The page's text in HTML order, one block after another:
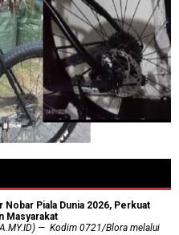
Piala Dunia 2026, Perkuat
Masyarakat
— Kodim 0721/Blora melalui